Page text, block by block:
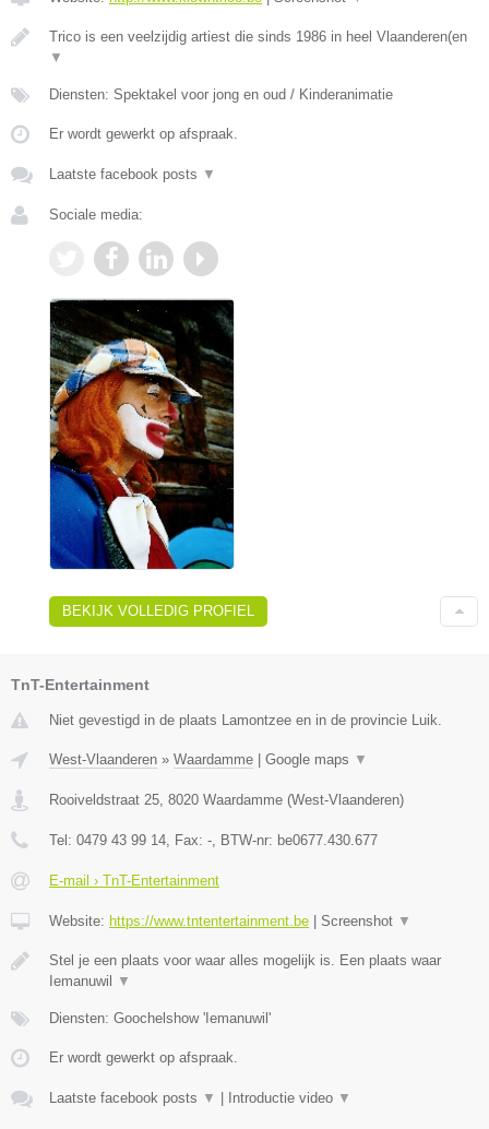
Trico is een veelzijdig artiest die sinds 1986 in heel Vlaanderen(en
▼
Diensten: Spektakel voor jong en oud / Kinderanimatie
Er wordt gewerkt op afspraak.
Laatste facebook posts ▼
Sociale media:
BEKIJK VOLLEDIG PROFIEL
TnT-Entertainment
Niet gevestigd in de plaats Lamontzee en in de provincie Luik.
West-Vlaanderen » Waardamme Google maps ▼
Rooiveldstraat 25, 8020 Waardamme (West-Vlaanderen)
Tel: 0479 43 99 14, Fax: -, BTW-nr: be0677.430.677
E-mail › TnT-Entertainment
Website: https://www.tntentertainment.be Screenshot ▼
Stel je een plaats voor waar alles mogelijk is. Een plaats waar
Iemanuwil
▼
Diensten: Goochelshow 'Iemanuwil'
Er wordt gewerkt op afspraak.
Laatste facebook posts ▼ Introductie video ▼